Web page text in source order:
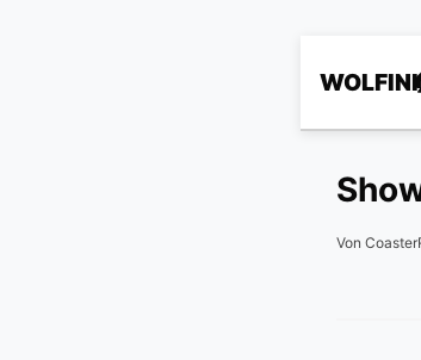
WOLFINI
Von